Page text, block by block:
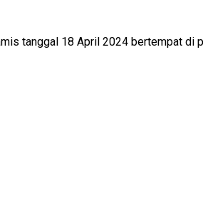
tanggal 18 April 2024 bertempat